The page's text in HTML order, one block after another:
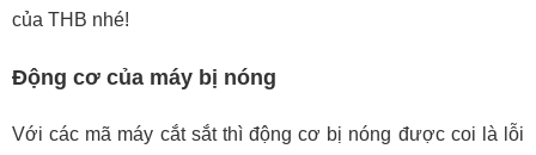
của THB nhé!
Động cơ của máy bị nóng
Với các mã máy cắt sắt thì động cơ bị nóng được coi là lỗi